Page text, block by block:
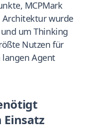
MCPMark
Architektur wurde
um Thinking
Nutzen für
Agent
Einsatz